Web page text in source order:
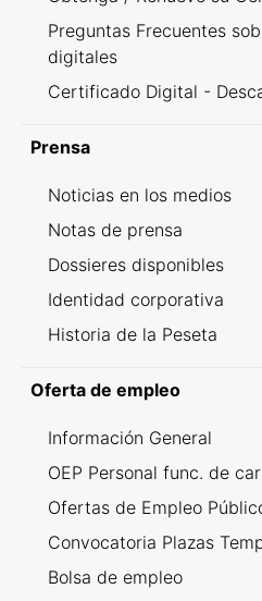
Preguntas Frecuentes
digitales
Certificado Digital -
Prensa
Noticias en los medios
Notas de prensa
Dossieres disponibles
Identidad corporativa
Historia de la Peseta
Oferta de empleo
Información General
OEP Personal func. de
Ofertas de Empleo
Convocatoria Plazas
Bolsa de empleo